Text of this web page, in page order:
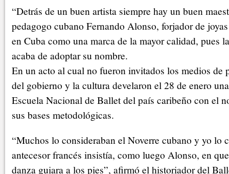
“Detrás de un buen artista siempre hay un buen
pedagogo cubano Fernando Alonso, forjador de
en Cuba como una marca de la mayor calidad, pues
acaba de adoptar su nombre.
En un acto al cual no fueron invitados los medios de
del gobierno y la cultura develaron el 28 de enero
Escuela Nacional de Ballet del país caribeño con el
sus bases metodológicas.
“Muchos lo consideraban el Noverre cubano y yo lo
antecesor francés insistía, como luego Alonso, en
danza guiara a los pies”, afirmó el historiador del